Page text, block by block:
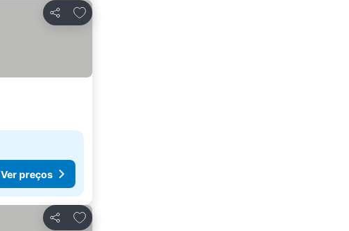
Partilhar
Adicionar aos favoritos
Ver preços
Partilhar
Adicionar aos favoritos